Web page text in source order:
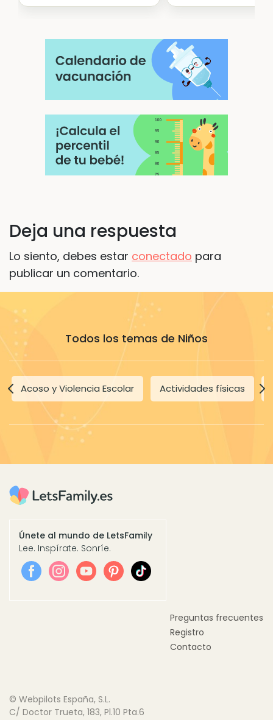
Deja una respuesta
Lo siento, debes estar conectado para
publicar un comentario.
Todos los temas de Niños
Acoso y Violencia Escolar Actividades físicas
Únete al mundo de LetsFamily
Lee. Inspírate. Sonríe.
Preguntas frecuentes
Registro
Contacto
© Webpilots España, S.L.
C/ Doctor Trueta, 183, Pl.10 Pta.6